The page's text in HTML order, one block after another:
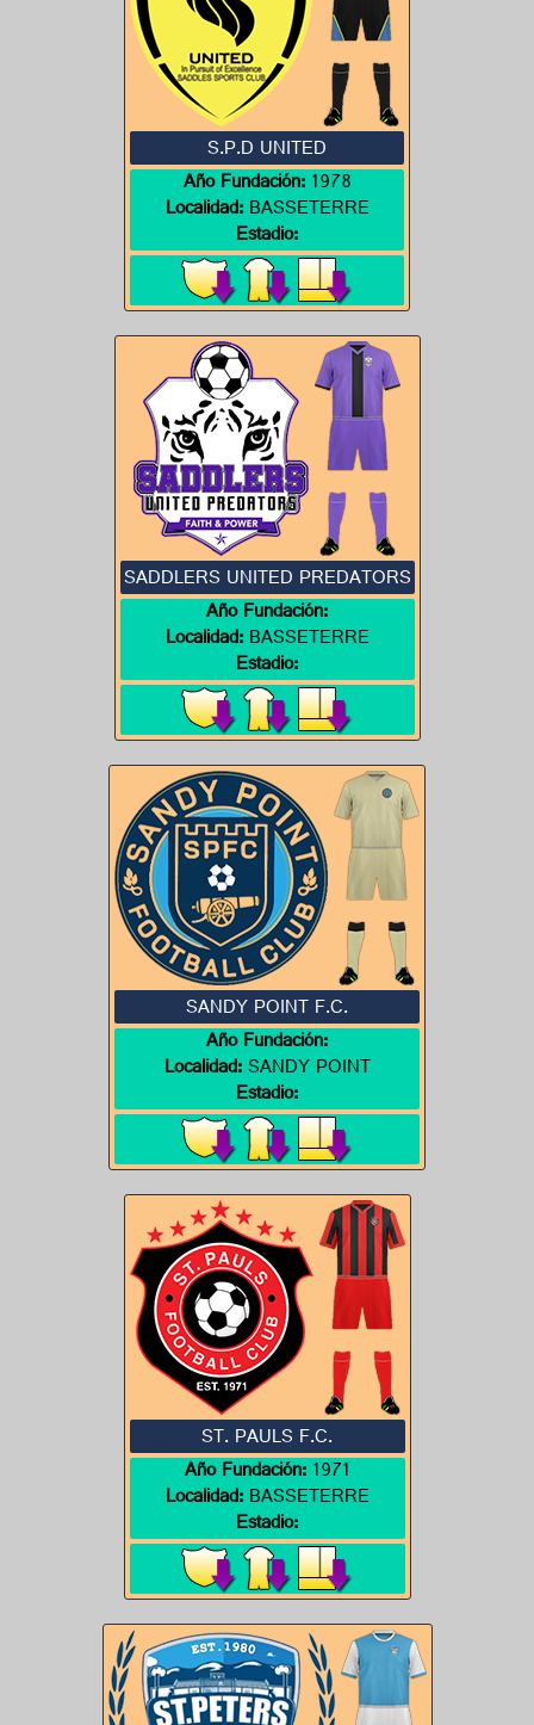
S.P.D UNITED
Año Fundación:1978
Localidad:BASSETERRE
Estadio:
SADDLERS UNITED PREDATORS
Año Fundación:
Localidad:BASSETERRE
Estadio:
SANDY POINT F.C.
Año Fundación:
Localidad:SANDY POINT
Estadio:
ST. PAULS F.C.
Año Fundación:1971
Localidad:BASSETERRE
Estadio: